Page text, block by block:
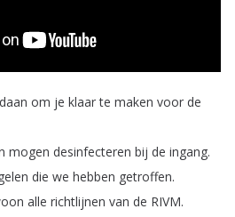
om je klaar te maken voor de
mogen desinfecteren bij de ingang.
die we hebben getroffen.
alle richtlijnen van de RIVM.